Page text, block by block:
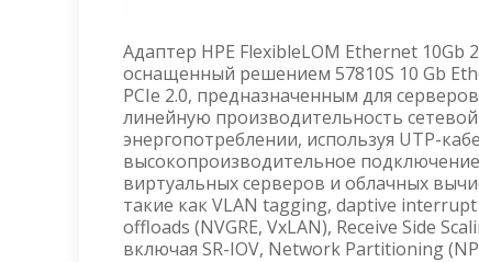
Адаптер HPE FlexibleLOM Ethernet
оснащенный решением 57810S 10 Gb
PCIe 2.0, предназначенным для
линейную производительность
энергопотреблении, используя UTP-
высокопроизводительное
виртуальных серверов и облачных
такие как VLAN tagging, daptive
offloads (NVGRE, VxLAN), Receive Side
включая SR-IOV, Network Partitioning